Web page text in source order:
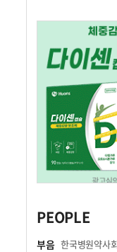
PEOPLE
부음